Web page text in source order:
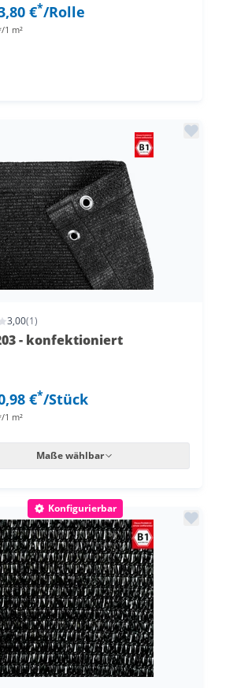
€*/Rolle
1 m²
3,00(1)
- konfektioniert
€*/Stück
1 m²
Maße wählbar
Konfigurierbar